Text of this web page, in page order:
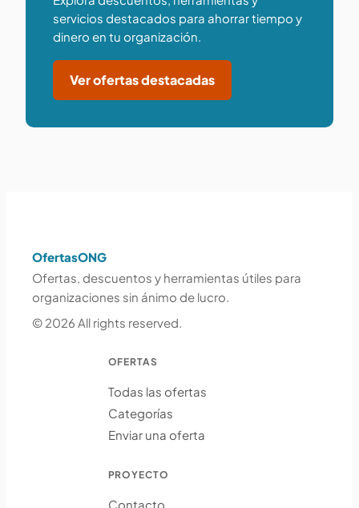
servicios destacados para ahorrar tiempo y
dinero en tu organización.
Ver ofertas destacadas
OfertasONG
Ofertas, descuentos y herramientas útiles para
organizaciones sin ánimo de lucro.
© 2026 All rights reserved.
OFERTAS
Todas las ofertas
Categorías
Enviar una oferta
PROYECTO
Contacto